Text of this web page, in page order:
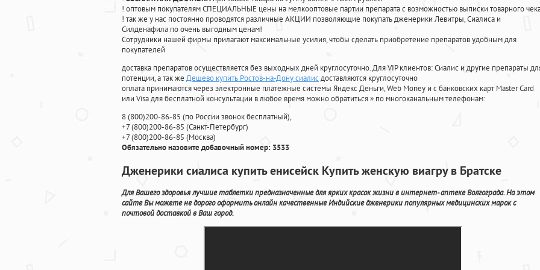
! оптовым покупателям СПЕЦИАЛЬНЫЕ цены на мелкооптовые партии препарата с возможностью выписки товарного
! так же у нас постоянно проводятся различные АКЦИИ позволяющие покупать дженерики Левитры, Сиалиса и
Силденафила по очень выгодным ценам!
Cотрудники нашей фирмы прилагают максимальные усилия, чтобы сделать приобретение препаратов удобным для
покупателей
доставка препаратов осуществляется без выходных дней круглосуточно. Для VIP клиентов: Сиалис и другие препараты
потенции, а так же Дешево купить Ростов-на-Дону сиалисдоставляются круглосуточно
оплата принимаются через электронные платежные системы Яндекс Деньги, Web Money и с банковских карт Master Card
или Visa для бесплатной консультации в любое время можно обратиться» по многоканальным телефонам:
8(800)200-86-85 (по России звонок бесплатный),
+7(800)200-86-85 (Санкт-Петербург)
+7(800)200-86-85 (Москва)
Обязательно назовите добавочный номер: 3533
Дженерики сиалиса купить енисейск Купить женскую виагру в Братске
Для Вашего здоровья лучшие таблетки предназначенные для ярких красок жизни в интернет- аптеке Волгограда. На этом
сайте Вы можете не дорого оформить онлайн качественные Индийские дженерики популярных медицинских марок с
почтовой доставкой в Ваш город.